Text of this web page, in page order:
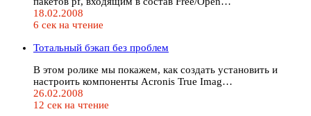
18.02.2008
6 сек на чтение
Тотальный бэкап без проблем
В этом ролике мы покажем, как создать установить и
настроить компоненты Acronis True Imag…
26.02.2008
12 сек на чтение